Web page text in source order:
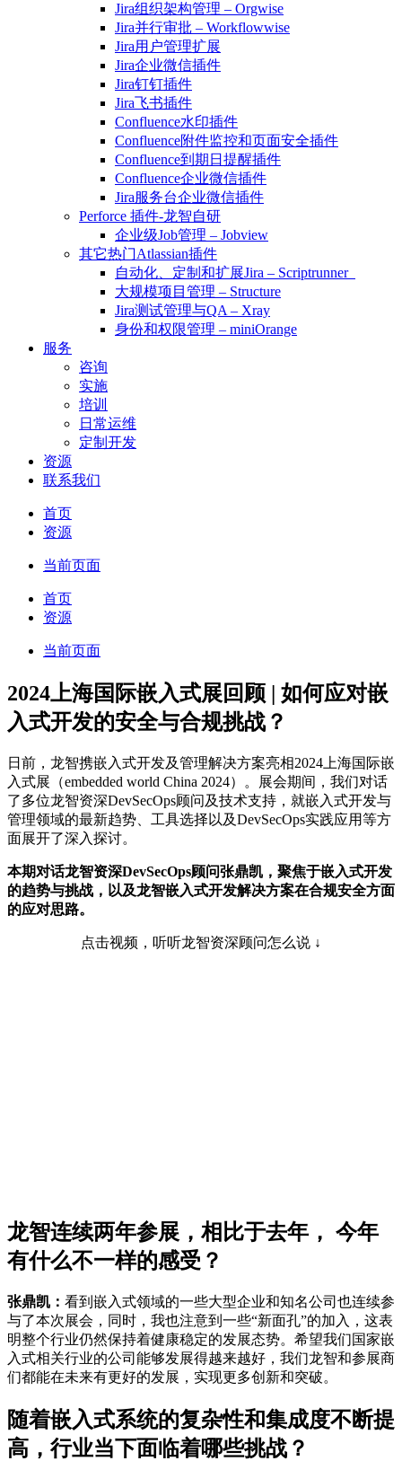
Jira组织架构管理 – Orgwise
Jira并行审批 – Workflowwise
Jira用户管理扩展
Jira企业微信插件
Jira钉钉插件
Jira飞书插件
Confluence水印插件
Confluence附件监控和页面安全插件
Confluence到期日提醒插件
Confluence企业微信插件
Jira服务台企业微信插件
Perforce 插件-龙智自研
企业级Job管理 – Jobview
其它热门Atlassian插件
自动化、定制和扩展Jira – Scriptrunner
大规模项目管理 – Structure
Jira测试管理与QA – Xray
身份和权限管理 – miniOrange
服务
咨询
实施
培训
日常运维
定制开发
资源
联系我们
首页
资源
当前页面
首页
资源
当前页面
2024上海国际嵌入式展回顾 | 如何应对嵌
入式开发的安全与合规挑战？
日前，龙智携嵌入式开发及管理解决方案亮相2024上海国际嵌
入式展（embedded world China 2024）。展会期间，我们对话
了多位龙智资深DevSecOps顾问及技术支持，就嵌入式开发与
管理领域的最新趋势、工具选择以及DevSecOps实践应用等方
面展开了深入探讨。
本期对话龙智资深DevSecOps顾问张鼎凯，聚焦于嵌入式开发
的趋势与挑战，以及龙智嵌入式开发解决方案在合规安全方面
的应对思路。
点击视频，听听龙智资深顾问怎么说 ↓
龙智连续两年参展，相比于去年， 今年
有什么不一样的感受？
张鼎凯： 看到嵌入式领域的一些大型企业和知名公司也连续参
与了本次展会，同时，我也注意到一些“新面孔”的加入，这表
明整个行业仍然保持着健康稳定的发展态势。希望我们国家嵌
入式相关行业的公司能够发展得越来越好，我们龙智和参展商
们都能在未来有更好的发展，实现更多创新和突破。
随着嵌入式系统的复杂性和集成度不断提
高，行业当下面临着哪些挑战？